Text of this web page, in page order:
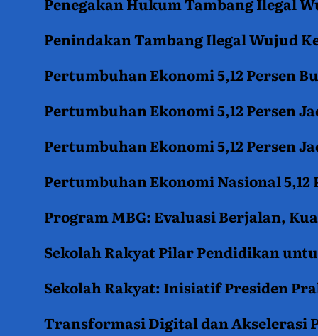
Penindakan Tambang Ilegal Wujud
Pertumbuhan Ekonomi 5,12 Persen
Pertumbuhan Ekonomi 5,12 Persen
Pertumbuhan Ekonomi 5,12 Persen
Pertumbuhan Ekonomi Nasional
Program MBG: Evaluasi Berjalan,
Sekolah Rakyat Pilar Pendidikan
Sekolah Rakyat: Inisiatif Presiden
Transformasi Digital dan Akselerasi